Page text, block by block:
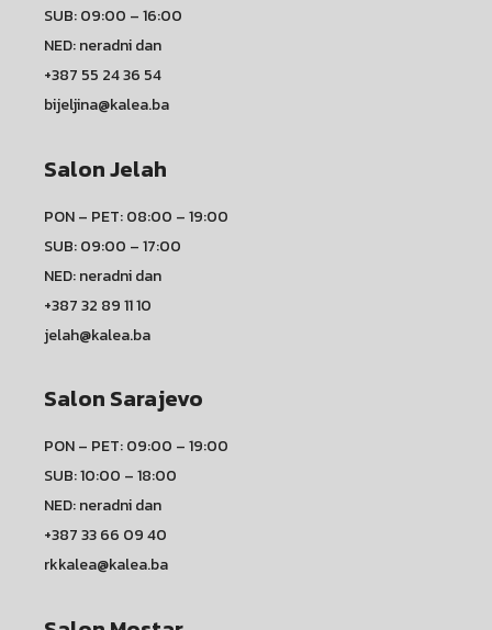
SUB: 09:00 – 16:00
NED: neradni dan
+387 55 24 36 54
bijeljina@kalea.ba
Salon Jelah
PON – PET: 08:00 – 19:00
SUB: 09:00 – 17:00
NED: neradni dan
+387 32 89 11 10
jelah@kalea.ba
Salon Sarajevo
PON – PET: 09:00 – 19:00
SUB: 10:00 – 18:00
NED: neradni dan
+387 33 66 09 40
rkkalea@kalea.ba